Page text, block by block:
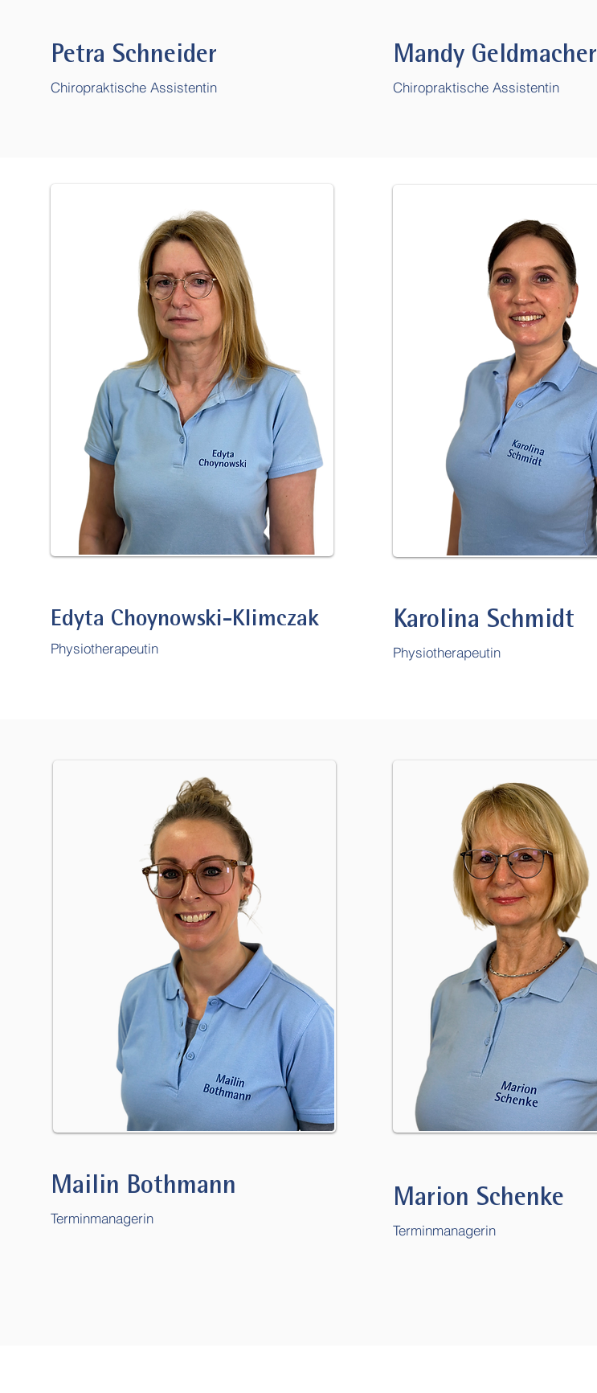
Petra Schneider
Chiropraktische Assistentin
Mandy Geldmacher
Chiropraktische Assistentin
Edyta Choynowski-Klimczak
Physiotherapeutin
Karolina Schmidt
Physiotherapeutin
Mailin Bothmann
Terminmanagerin
Marion Schenke
Terminmanagerin